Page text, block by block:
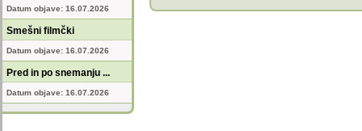
Datum objave: 16.07.2026
Smešni filmčki
Datum objave: 16.07.2026
Pred in po snemanju ...
Datum objave: 16.07.2026